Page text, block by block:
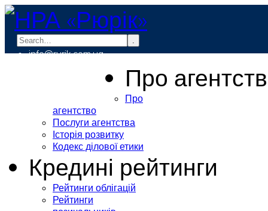
.
info@rurik.com.ua
Про
Про
агентство
Послуги агентства
Історія розвитку
Кодекс ділової етики
Кредині рейтинги
Рейтинги облігацій
Рейтинги